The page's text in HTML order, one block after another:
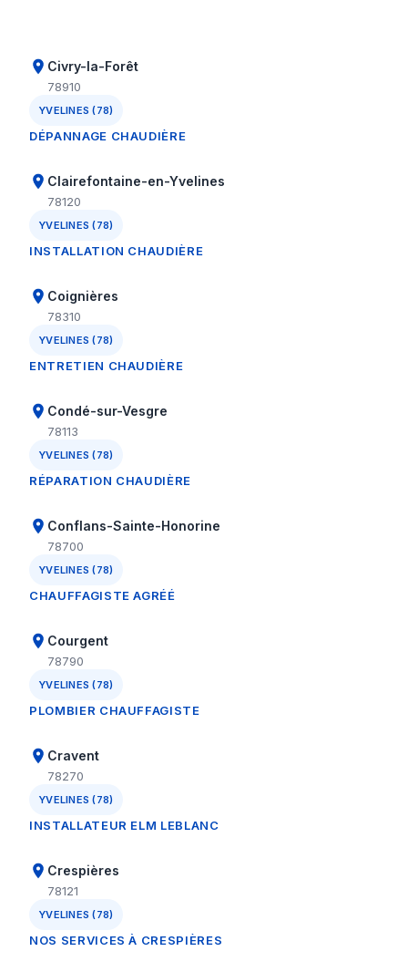
Civry-la-Forêt
78910
YVELINES (78)
DÉPANNAGE CHAUDIÈRE
Clairefontaine-en-Yvelines
78120
YVELINES (78)
INSTALLATION CHAUDIÈRE
Coignières
78310
YVELINES (78)
ENTRETIEN CHAUDIÈRE
Condé-sur-Vesgre
78113
YVELINES (78)
RÉPARATION CHAUDIÈRE
Conflans-Sainte-Honorine
78700
YVELINES (78)
CHAUFFAGISTE AGRÉÉ
Courgent
78790
YVELINES (78)
PLOMBIER CHAUFFAGISTE
Cravent
78270
YVELINES (78)
INSTALLATEUR ELM LEBLANC
Crespières
78121
YVELINES (78)
NOS SERVICES À CRESPIÈRES